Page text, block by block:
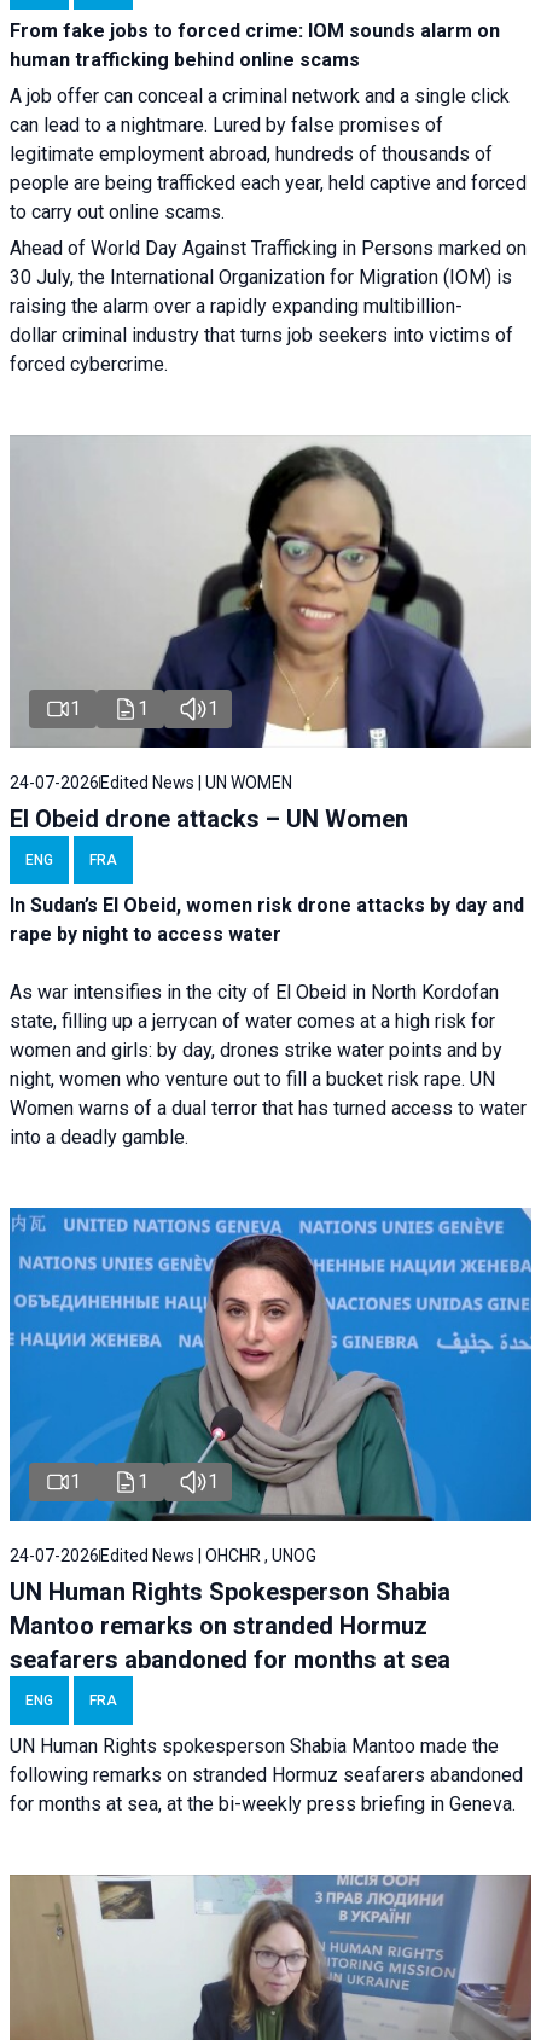
From fake jobs to forced crime: IOM sounds alarm on
human trafficking behind online scams
A job offer can conceal a criminal network and a single click
can lead to a nightmare. Lured by false promises of
legitimate employment abroad, hundreds of thousands of
people are being trafficked each year, held captive and forced
to carry out online scams.
Ahead of World Day Against Trafficking in Persons marked on
30 July, the International Organization for Migration (IOM) is
raising the alarm over a rapidly expanding multibillion-
dollar criminal industry that turns job seekers into victims of
forced cybercrime.
1 1 1
24-07-2026 Edited News | UN WOMEN
El Obeid drone attacks – UN Women
ENG FRA
In Sudan’s El Obeid, women risk drone attacks by day and
rape by night to access water
As war intensifies in the city of El Obeid in North Kordofan
state, filling up a jerrycan of water comes at a high risk for
women and girls: by day, drones strike water points and by
night, women who venture out to fill a bucket risk rape. UN
Women warns of a dual terror that has turned access to water
into a deadly gamble.
1 1 1
24-07-2026 Edited News | OHCHR , UNOG
UN Human Rights Spokesperson Shabia
Mantoo remarks on stranded Hormuz
seafarers abandoned for months at sea
ENG FRA
UN Human Rights spokesperson Shabia Mantoo made the
following remarks on stranded Hormuz seafarers abandoned
for months at sea, at the bi-weekly press briefing in Geneva.